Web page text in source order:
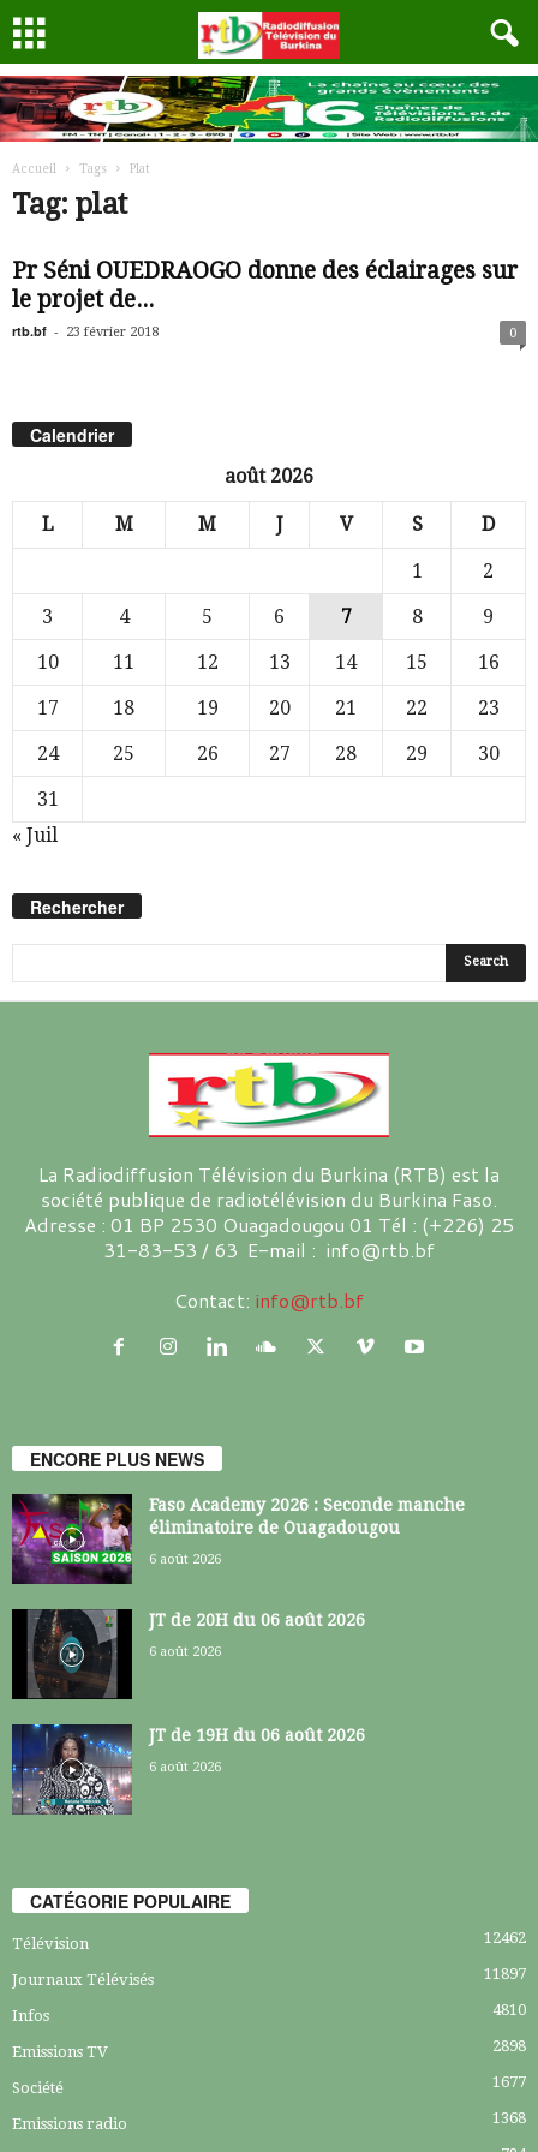
Accueil Tags Plat
Tag: plat
Pr Séni OUEDRAOGO donne des éclairages sur
le projet de...
rtb.bf - 23 février 2018 0
Calendrier
août 2026
L M M J V S D
1
2
3
4 5 6 7 8
9
10
11 12 13 14 15
16
17
18 19 20 21 22
23
24
25 26 27 28 29
30
31
« Juil
Rechercher
La Radiodiffusion Télévision du Burkina (RTB) est la
société publique de radiotélévision du Burkina Faso.
Adresse : 01 BP 2530 Ouagadougou 01 Tél : (+226) 25
31-83-53 / 63 E-mail : info@rtb.bf
Contact: info@rtb.bf
ENCORE PLUS NEWS
Faso Academy 2026 : Seconde manche
éliminatoire de Ouagadougou
6 août 2026
JT de 20H du 06 août 2026
6 août 2026
JT de 19H du 06 août 2026
6 août 2026
CATÉGORIE POPULAIRE
Télévision 12462
Journaux Télévisés 11897
Infos 4810
Emissions TV 2898
Société 1677
Emissions radio 1368